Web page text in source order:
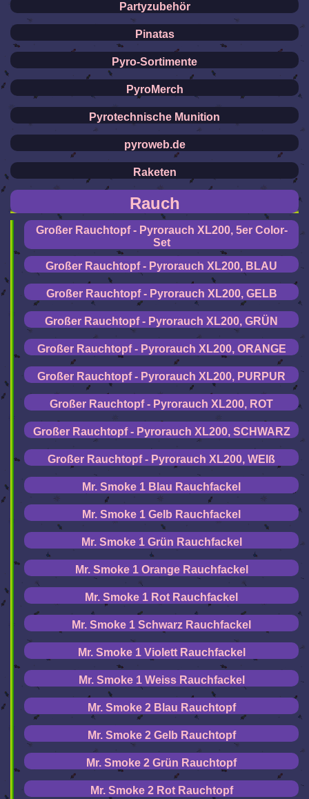
Partyzubehör
Pinatas
Pyro-Sortimente
PyroMerch
Pyrotechnische Munition
pyroweb.de
Raketen
Rauch
Großer Rauchtopf - Pyrorauch XL200, 5er Color-
Set
Großer Rauchtopf - Pyrorauch XL200, BLAU
Großer Rauchtopf - Pyrorauch XL200, GELB
Großer Rauchtopf - Pyrorauch XL200, GRÜN
Großer Rauchtopf - Pyrorauch XL200, ORANGE
Großer Rauchtopf - Pyrorauch XL200, PURPUR
Großer Rauchtopf - Pyrorauch XL200, ROT
Großer Rauchtopf - Pyrorauch XL200, SCHWARZ
Großer Rauchtopf - Pyrorauch XL200, WEIß
Mr. Smoke 1 Blau Rauchfackel
Mr. Smoke 1 Gelb Rauchfackel
Mr. Smoke 1 Grün Rauchfackel
Mr. Smoke 1 Orange Rauchfackel
Mr. Smoke 1 Rot Rauchfackel
Mr. Smoke 1 Schwarz Rauchfackel
Mr. Smoke 1 Violett Rauchfackel
Mr. Smoke 1 Weiss Rauchfackel
Mr. Smoke 2 Blau Rauchtopf
Mr. Smoke 2 Gelb Rauchtopf
Mr. Smoke 2 Grün Rauchtopf
Mr. Smoke 2 Rot Rauchtopf